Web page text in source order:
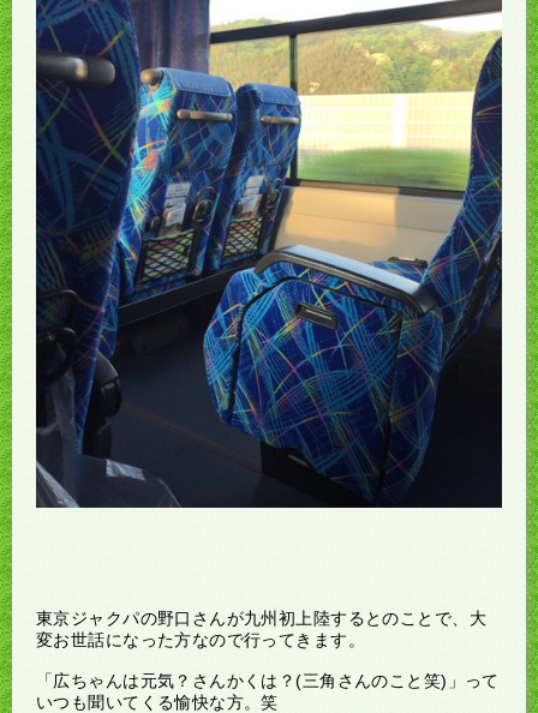
東京ジャクパの野口さんが九州初上陸するとのことで、大
変お世話になった方なので行ってきます。
「広ちゃんは元気？さんかくは？(三角さんのこと笑)」って
いつも聞いてくる愉快な方。笑